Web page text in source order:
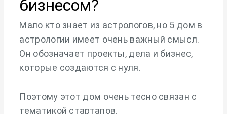
бизнесом?
Мало кто знает из астрологов, но 5 дом в
астрологии имеет очень важный смысл.
Он обозначает проекты, дела и бизнес,
которые создаются с нуля.
Поэтому этот дом очень тесно связан с
тематикой стартапов.